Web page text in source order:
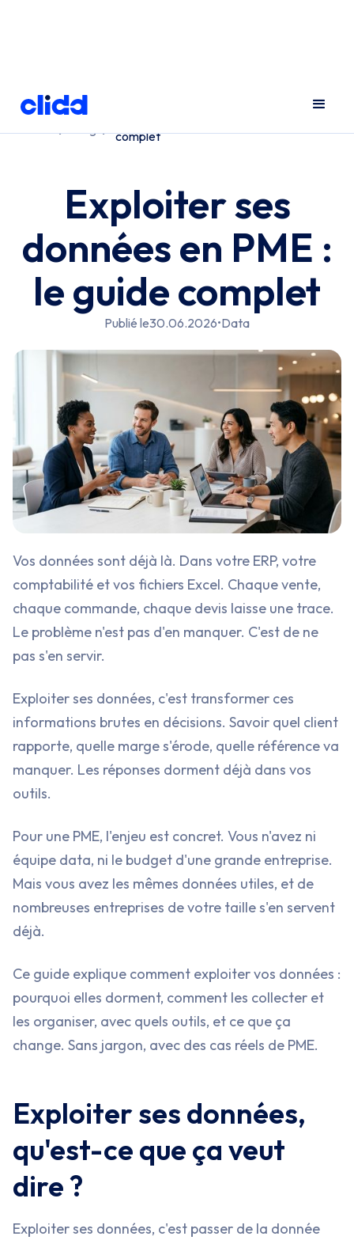
complet
Exploiter ses
données en PME :
le guide complet
Publié le30.06.2026•Data
Vos données sont déjà là. Dans votre ERP, votre
comptabilité et vos fichiers Excel. Chaque vente,
chaque commande, chaque devis laisse une trace.
Le problème n'est pas d'en manquer. C'est de ne
pas s'en servir.
Exploiter ses données, c'est transformer ces
informations brutes en décisions. Savoir quel client
rapporte, quelle marge s'érode, quelle référence va
manquer. Les réponses dorment déjà dans vos
outils.
Pour une PME, l'enjeu est concret. Vous n'avez ni
équipe data, ni le budget d'une grande entreprise.
Mais vous avez les mêmes données utiles, et de
nombreuses entreprises de votre taille s'en servent
déjà.
Ce guide explique comment exploiter vos données :
pourquoi elles dorment, comment les collecter et
les organiser, avec quels outils, et ce que ça
change. Sans jargon, avec des cas réels de PME.
Exploiter ses données,
qu'est-ce que ça veut
dire ?
Exploiter ses données, c'est passer de la donnée